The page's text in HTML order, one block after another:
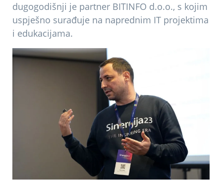
dugogodišnji je partner BITINFO d.o.o., s kojim
uspješno surađuje na naprednim IT projektima
i edukacijama.